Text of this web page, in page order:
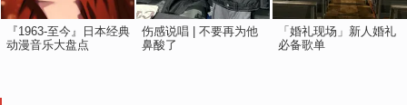
『1963-至今』日本经典
动漫音乐大盘点
伤感说唱 | 不要再为他
鼻酸了
「婚礼现场」新人婚礼
必备歌单